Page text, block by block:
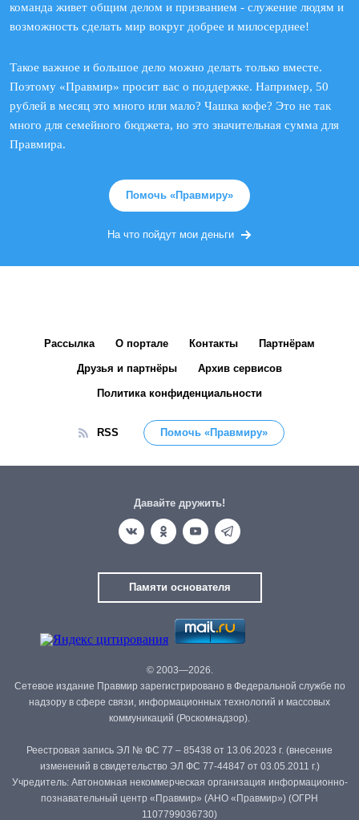
команда живет общим делом и призванием - служение людям и
возможность сделать мир вокруг добрее и милосерднее!
Такое важное и большое дело можно делать только вместе.
Поэтому «Правмир» просит вас о поддержке. Например, 50
рублей в месяц это много или мало? Чашка кофе? Это не так
много для семейного бюджета, но это значительная сумма для
Правмира.
Помочь «Правмиру»
На что пойдут мои деньги
Рассылка О портале Контакты Партнёрам
Друзья и партнёры Архив сервисов
Политика конфиденциальности
RSS Помочь «Правмиру»
Давайте дружить!
Памяти основателя
© 2003—2026.
Сетевое издание Правмир зарегистрировано в Федеральной службе по
надзору в сфере связи, информационных технологий и массовых
коммуникаций (Роскомнадзор).
Реестровая запись ЭЛ № ФС 77 – 85438 от 13.06.2023 г. (внесение
изменений в свидетельство ЭЛ ФС 77-44847 от 03.05.2011 г.)
Учредитель: Автономная некоммерческая организация информационно-
познавательный центр «Правмир» (АНО «Правмир») (ОГРН
1107799036730)